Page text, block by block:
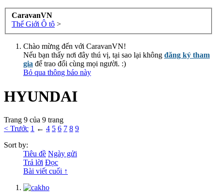
CaravanVN
Thế Giới Ô tô >
Chào mừng đến với CaravanVN!
Nếu bạn thấy nơi đây thú vị, tại sao lại không đăng ký tham
gia để trao đổi cùng mọi người. :)
Bỏ qua thông báo này
HYUNDAI
Trang 9 của 9 trang
< Trước 1 ← 4 5 6 7 8 9
Sort by:
Tiêu đề Ngày gửi
Trả lời Đọc
Bài viết cuối ↑